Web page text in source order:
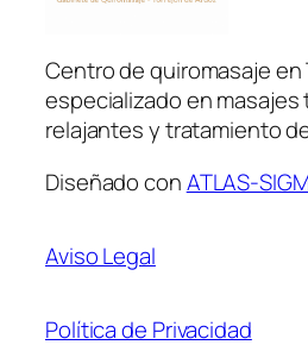
Centro de quiromasaje
especializado en
relajantes y tratamiento
Diseñado conATLAS-
Aviso Legal
Política de Privacidad